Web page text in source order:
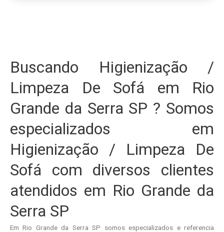
Buscando Higienização /
Limpeza De Sofá em Rio
Grande da Serra SP ? Somos
especializados em
Higienização / Limpeza De
Sofá com diversos clientes
atendidos em Rio Grande da
Serra SP
Em Rio Grande da Serra SP somos especializados e referencia